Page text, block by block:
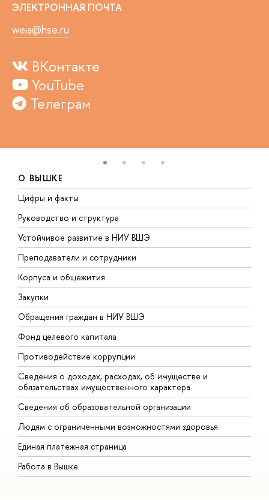
ЭЛЕКТРОННАЯ ПОЧТА
weia@hse.ru
ВКонтакте
YouTube
Телеграм
О ВЫШКЕ
Цифры и факты
Руководство и структура
Устойчивое развитие в НИУ ВШЭ
Преподаватели и сотрудники
Корпуса и общежития
Закупки
Обращения граждан в НИУ ВШЭ
Фонд целевого капитала
Противодействие коррупции
Сведения о доходах, расходах, об имуществе и
обязательствах имущественного характера
Сведения об образовательной организации
Людям с ограниченными возможностями здоровья
Единая платежная страница
Работа в Вышке